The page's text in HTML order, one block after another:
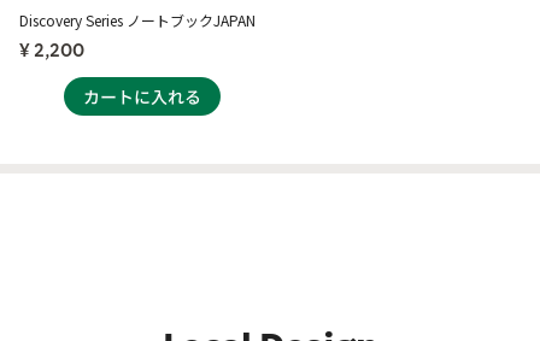
Discovery Series ノートブックJAPAN
¥ 2,200